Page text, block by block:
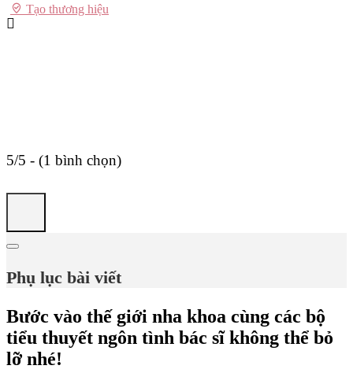
Tạo thương hiệu
5/5 - (1 bình chọn)
Phụ lục bài viết
Bước vào thế giới nha khoa cùng các bộ
tiểu thuyết ngôn tình bác sĩ không thể bỏ
lỡ nhé!